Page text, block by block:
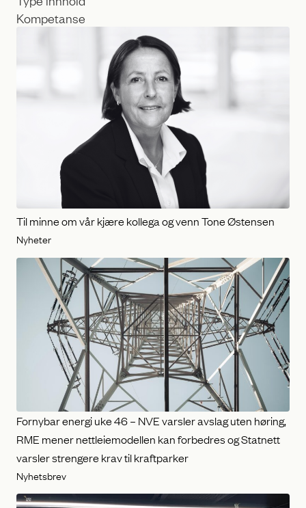
k
y
e
i
l
d
K
p
e
Til minne om vår kjære kollega og venn Tone Østensen
Nyheter
Fornybar energi uke 46 – NVE varsler avslag uten høring,
RME mener nettleiemodellen kan forbedres og Statnett
varsler strengere krav til kraftparker
Nyhetsbrev